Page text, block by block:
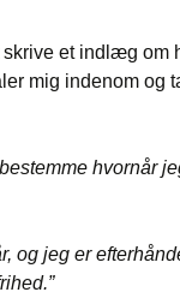
et indlæg om
mig indenom og
hvornår
og jeg er